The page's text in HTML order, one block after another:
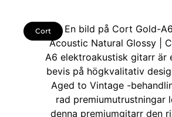
Cort